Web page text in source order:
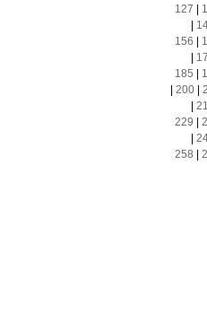
127
156
185
200|
229
258